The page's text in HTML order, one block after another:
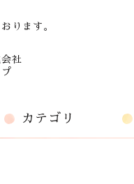
ります。
社
カテゴリ